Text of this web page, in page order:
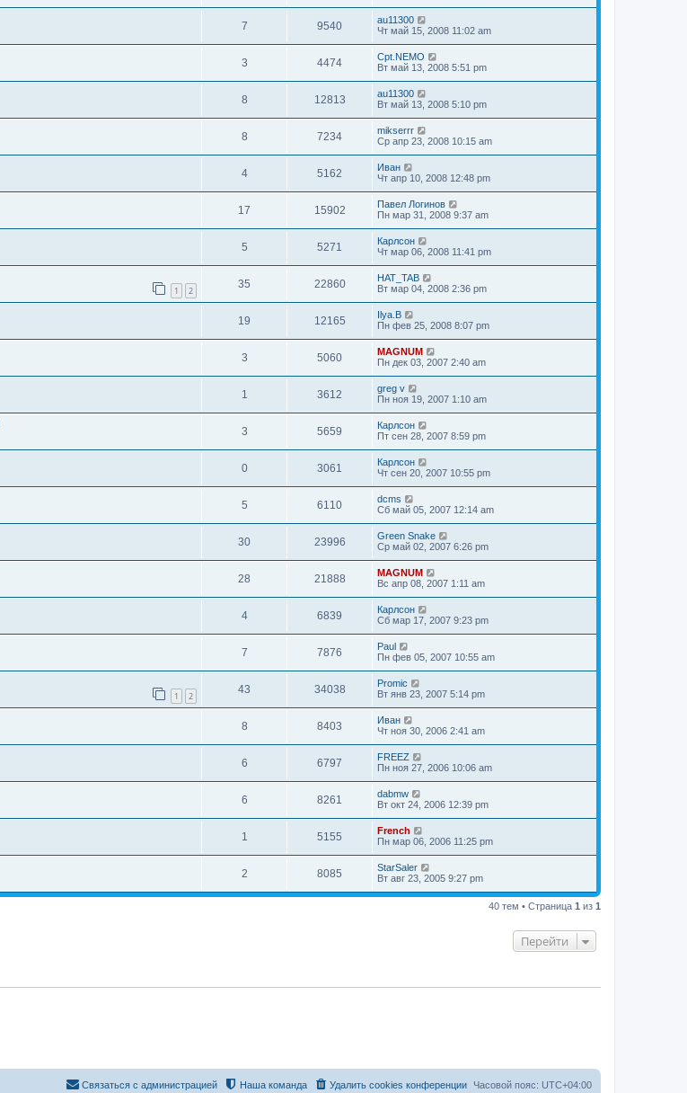
7 9540
au11300
Чт май 15, 2008 11:02 am
3 4474
Cpt.NEMO
Вт май 13, 2008 5:51 pm
8 12813
au11300
Вт май 13, 2008 5:10 pm
8 7234
mikserrr
Ср апр 23, 2008 10:15 am
4 5162
Иван
Чт апр 10, 2008 12:48 pm
17 15902
Павел Логинов
Пн мар 31, 2008 9:37 am
5 5271
Карлсон
Чт мар 06, 2008 11:41 pm
1 2
35 22860
НAT_TAB
Вт мар 04, 2008 2:36 pm
19 12165
Ilya.B
Пн фев 25, 2008 8:07 pm
3 5060
MAGNUM
Пн дек 03, 2007 2:40 am
1 3612
greg v
Пн ноя 19, 2007 1:10 am
3 5659
Карлсон
Пт сен 28, 2007 8:59 pm
0 3061
Карлсон
Чт сен 20, 2007 10:55 pm
5 6110
dcms
Сб май 05, 2007 12:14 am
30 23996
Green Snake
Ср май 02, 2007 6:26 pm
28 21888
MAGNUM
Вс апр 08, 2007 1:11 am
4 6839
Карлсон
Сб мар 17, 2007 9:23 pm
7 7876
Paul
Пн фев 05, 2007 10:55 am
1 2
43 34038
Promic
Вт янв 23, 2007 5:14 pm
8 8403
Иван
Чт ноя 30, 2006 2:41 am
6 6797
FREEZ
Пн ноя 27, 2006 10:06 am
6 8261
dabmw
Вт окт 24, 2006 12:39 pm
1 5155
French
Пн мар 06, 2006 11:25 pm
2 8085
StarSaler
Вт авг 23, 2005 9:27 pm
40 тем • Страница 1 из 1
Перейти
Часовой пояс: UTC+04:00
Удалить cookies конференции
Наша команда
Связаться с администрацией